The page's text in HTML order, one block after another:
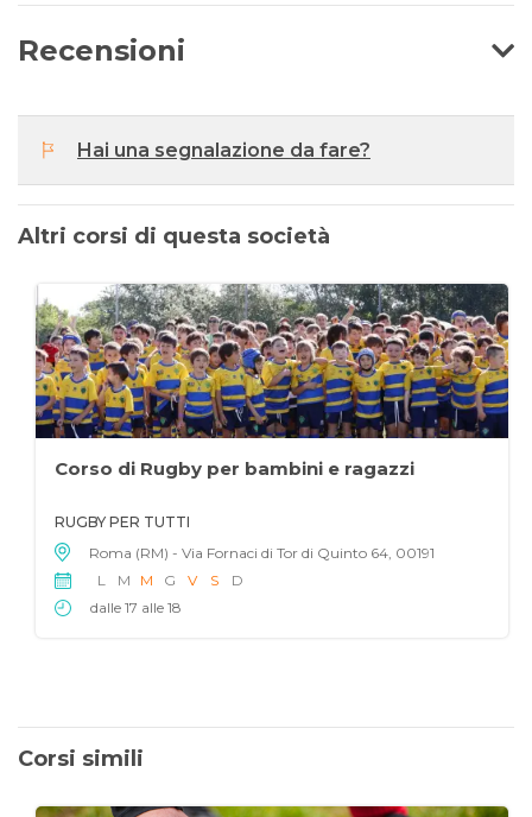
Recensioni
Hai una segnalazione da fare?
Altri corsi di questa società
Corso di Rugby per bambini e ragazzi
RUGBY PER TUTTI
Roma (RM) - Via Fornaci di Tor di Quinto 64, 00191
L
M M G V S
D
dalle 17 alle 18
Corsi simili